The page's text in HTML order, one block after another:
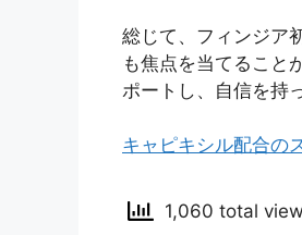
総じて、フィンジア
も焦点を当てること
ポートし、自信を持
キャピキシル配合の
1,060 total